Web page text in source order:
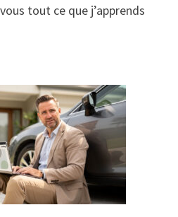
tout ce que j’apprends